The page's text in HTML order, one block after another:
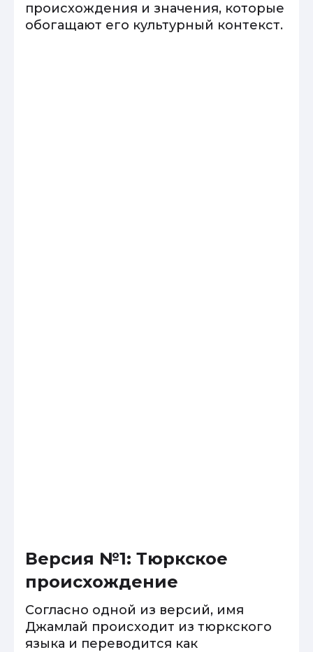
происхождения и значения, которые
обогащают его культурный контекст.
Версия №1: Тюркское
происхождение
Согласно одной из версий, имя
Джамлай происходит из тюркского
языка и переводится как